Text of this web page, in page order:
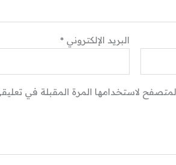
البريد الإلكتروني*
لاستخدامها المرة المقبلة في